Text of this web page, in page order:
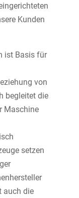
Kunden
ist Basis für
von
begleitet die
Maschine
setzen
auch die